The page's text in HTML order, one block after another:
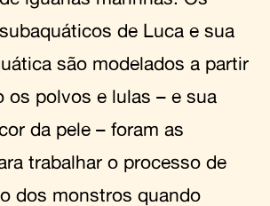
de Luca e sua
são modelados a partir
os polvos e lulas – e sua
da pele – foram as
trabalhar o processo de
dos monstros quando